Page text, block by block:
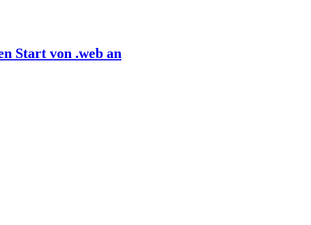
Start von .web an